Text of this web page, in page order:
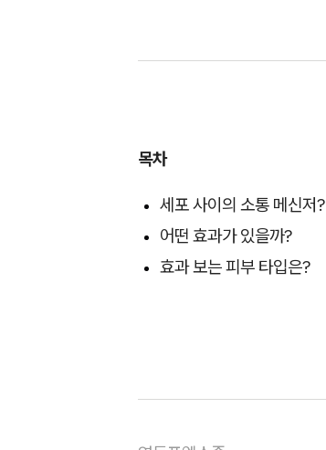
목차
세포 사이의 소통 메신저?
어떤 효과가 있을까?
효과 보는 피부 타입은?